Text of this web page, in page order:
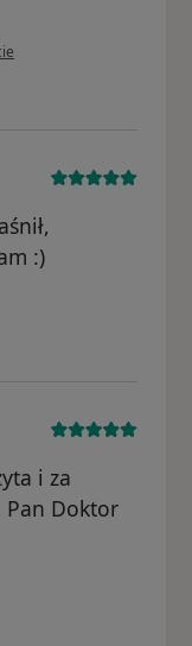
M.A.
:)
Aga T
i za
Pan Doktor